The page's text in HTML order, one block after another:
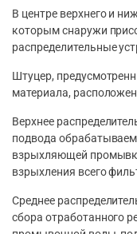
В центре верхнего и
которым снаружи
распределительные
Штуцер,
материала,
Верхнее
подвода
взрыхляющей
взрыхления всего
Среднее
сбора отработанного